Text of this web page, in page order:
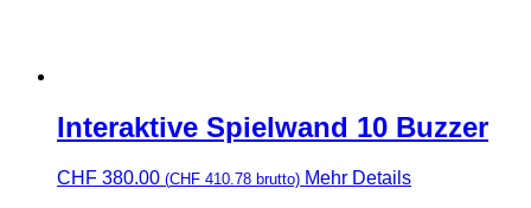
Interaktive Spielwand 10 Buzzer
CHF 380.00 (CHF 410.78 brutto) Mehr Details